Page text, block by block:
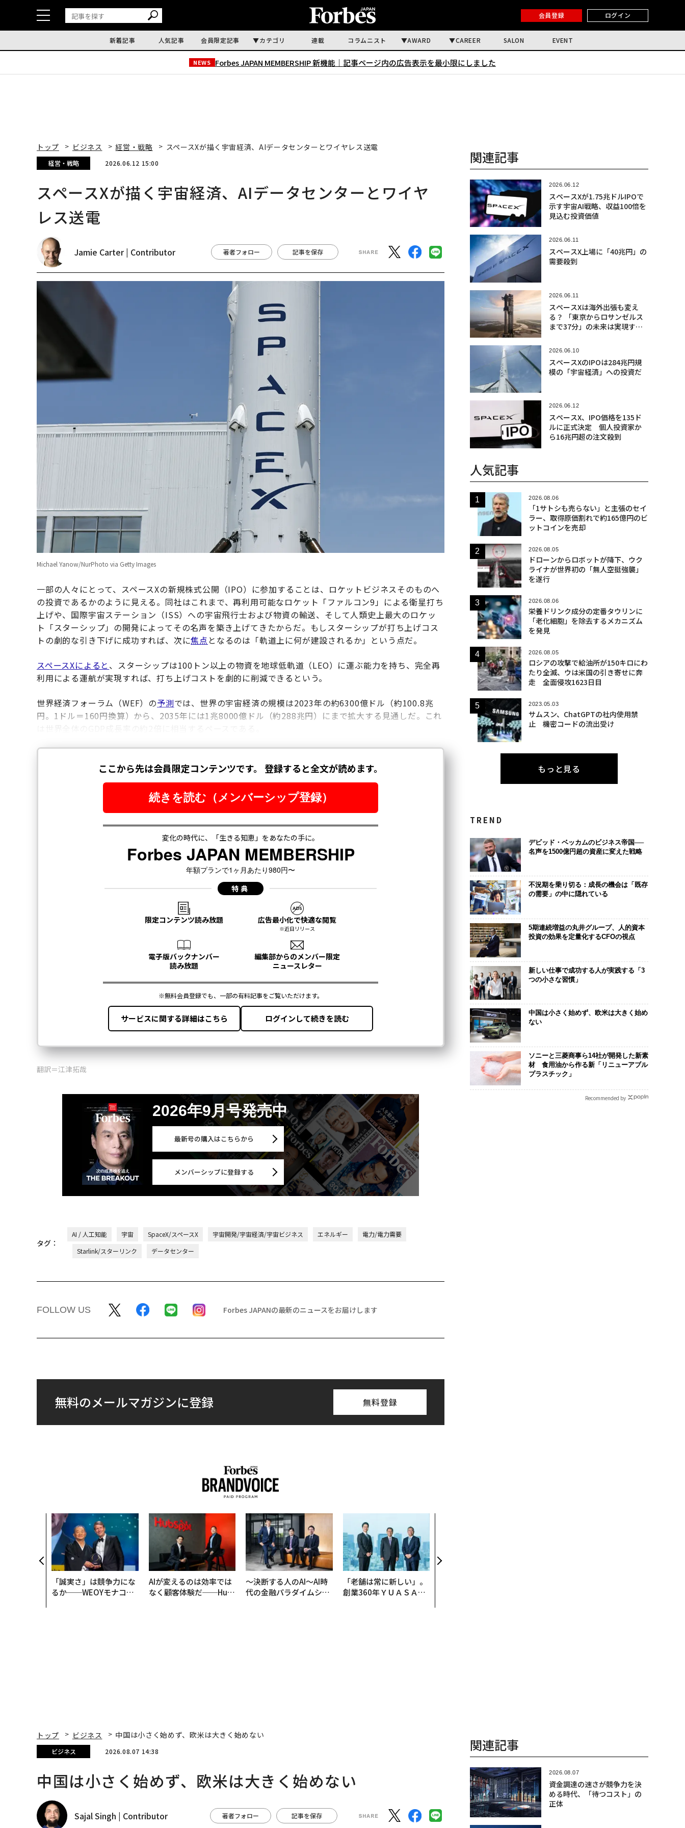
会員登録 ログイン
新着記事 人気記事 会員限定記事 カテゴリ 連載 コラムニスト AWARD CAREER SALON EVENT
NEWS Forbes JAPAN MEMBERSHIP 新機能｜ 記事ページ内の広告表示を最小限にしました
トップ ビジネス 経営・戦略 スペースXが描く宇宙経済、AIデータセンターとワイヤレス送電
経営・戦略 2026.06.12 15:00
スペースXが描く宇宙経済、AIデータセンターとワイヤ
レス送電
Jamie Carter | Contributor 著者フォロー 記事を保存
Michael Yanow/NurPhoto via Getty Images
一部の人々にとって、スペースXの新規株式公開（IPO）に参加することは、ロケットビジネスそのものへ
の投資であるかのように見える。同社はこれまで、再利用可能なロケット「ファルコン9」による衛星打ち
上げや、国際宇宙ステーション（ISS）への宇宙飛行士および物資の輸送、そして人類史上最大のロケッ
ト「スターシップ」の開発によってその名声を築き上げてきたからだ。もしスターシップが打ち上げコス
トの劇的な引き下げに成功すれば、次に焦点 となるのは「軌道上に何が建設されるか」という点だ。
スペースXによると 、スターシップは100トン以上の物資を地球低軌道（LEO）に運ぶ能力を持ち、完全再
利用による運航が実現すれば、打ち上げコストを劇的に削減できるという。
世界経済フォーラム（WEF）の予測では、世界の宇宙経済の規模は2023年の約6300億ドル（約100.8兆
円。1ドル＝160円換算）から、2035年には1兆8000億ドル（約288兆円）にまで拡大する見通しだ。これ
翻訳＝江津拓哉
2026年9月号発売中
最新号の購入はこちらから
メンバーシップに登録する
タグ：
AI / 人工知能 宇宙 SpaceX/スペースX 宇宙開発/宇宙経済/宇宙ビジネス エネルギー
電力/電力需要
Starlink/スターリンク
データセンター
FOLLOW US Forbes JAPANの最新のニュースをお届けします
無料のメールマガジンに登録 無料登録
「誠実さ」は競争力にな
るか──WEOYモナコで
AIが変えるのは効率では
なく顧客体験だ──Hub
〜決断する人のAI〜AI時
代の金融パラダイムシフ
「老舗は常に新しい」。
創業360年ＹＵＡＳＡと
を徹底する理由
関連記事
2026.06.12
スペースXが1.75兆ドルIPOで
示す宇宙AI戦略、収益100倍を
見込む投資価値
2026.06.11
スペースX上場に「40兆円」の
需要殺到
2026.06.11
スペースXは海外出張も変え
る？ 「東京からロサンゼルス
まで37分」の未来は実現する
2026.06.10
スペースXのIPOは284兆円規
模の「宇宙経済」への投資だ
2026.06.12
スペースX、IPO価格を135ド
ルに正式決定 個人投資家か
ら16兆円超の注文殺到
人気記事
2026.08.06
「1サトシも売らない」と主張のセイ
ラー、取得原価割れで約165億円のビ
ットコインを売却
2026.08.05
ドローンからロボットが降下、ウク
ライナが世界初の「無人空挺強襲」
を遂行
2026.08.06
栄養ドリンク成分の定番タウリンに
「老化細胞」を除去するメカニズム
を発見
2026.08.05
ロシアの攻撃で給油所が150キロにわ
たり全滅、ウは米国の引き寄せに奔
走 全面侵攻1623日目
2023.05.03
サムスン、ChatGPTの社内使用禁
止 機密コードの流出受け
もっと見る
TREND
デビッド・ベッカムのビジネス帝国──
名声を1500億円超の資産に変えた戦略
不況期を乗り切る：成長の機会は「既存
の需要」の中に隠れている
5期連続増益の丸井グループ、人的資本
投資の効果を定量化するCFOの視点
新しい仕事で成功する人が実践する「3
つの小さな習慣」
中国は小さく始めず、欧米は大きく始め
ない
ソニーと三菱商事ら14社が開発した新素
材 食用油から作る新「リニューアブル
プラスチック」
Recommended by
トップ ビジネス 中国は小さく始めず、欧米は大きく始めない
ビジネス 2026.08.07 14:38
中国は小さく始めず、欧米は大きく始めない
Sajal Singh | Contributor 著者フォロー 記事を保存
関連記事
2026.08.07
資金調達の速さが競争力を決
める時代、「待つコスト」の
正体